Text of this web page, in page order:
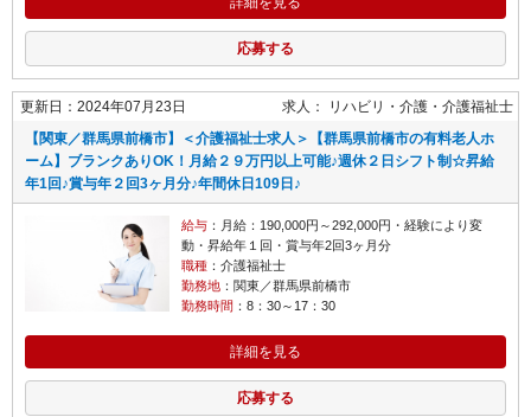
応募する
更新日：2024年07月23日 求人： リハビリ・介護
介護福祉士
【関東／群馬県前橋市】＜介護福祉士求人＞【群馬県前橋市の有料老人ホ
ーム】ブランクありOK！月給２９万円以上可能♪週休２日シフト制☆昇給
年1回♪賞与年２回3ヶ月分♪年間休日109日♪
給与：月給：190,000円～292,000円・経験により変
動・昇給年１回・賞与年2回3ヶ月分
職種：介護福祉士
勤務地：関東／群馬県前橋市
勤務時間 ：8：30～17：30
詳細を見る
応募する